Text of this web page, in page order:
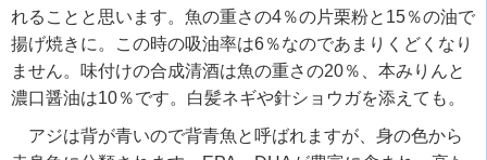
れることと思います。魚の重さの4％の片栗粉と15％の油で
揚げ焼きに。この時の吸油率は6％なのであまりくどくなり
ません。味付けの合成清酒は魚の重さの20％、本みりんと
濃口醤油は10％です。白髪ネギや針ショウガを添えても。
アジは背が青いので背青魚と呼ばれますが、身の色から